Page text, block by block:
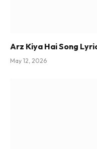
Arz Kiya Hai Song
May 12, 2026